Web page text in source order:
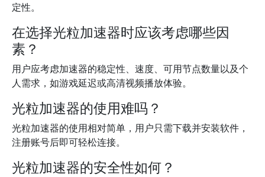
定性。
在选择光粒加速器时应该考虑哪些因
素？
用户应考虑加速器的稳定性、速度、可用节点数量以及个
人需求，如游戏延迟或高清视频播放体验。
光粒加速器的使用难吗？
光粒加速器的使用相对简单，用户只需下载并安装软件，
注册账号后即可轻松连接。
光粒加速器的安全性如何？